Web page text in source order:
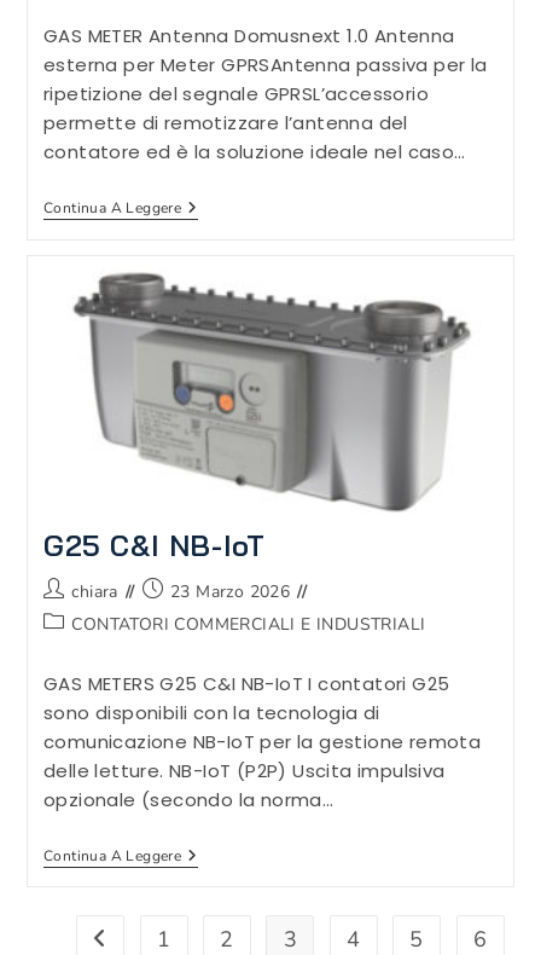
GAS METER Antenna Domusnext 1.0 Antenna
esterna per Meter GPRSAntenna passiva per la
ripetizione del segnale GPRSL’accessorio
permette di remotizzare l’antenna del
contatore ed è la soluzione ideale nel caso…
Continua A LeggereAntenna
Domusnext
G25 C&I NB-IoT
Autore
dell'articolo:
chiara
Articolo
pubblicato:
23 Marzo 2026
Categoria
CONTATORI COMMERCIALI E INDUSTRIALI
GAS METERS G25 C&I NB-IoT I contatori G25
sono disponibili con la tecnologia di
comunicazione NB-IoT per la gestione remota
delle letture. NB-IoT (P2P) Uscita impulsiva
opzionale (secondo la norma…
Continua A LeggereG25
C&I
Vai alla pagina precedente
1 2 3 4 5
6